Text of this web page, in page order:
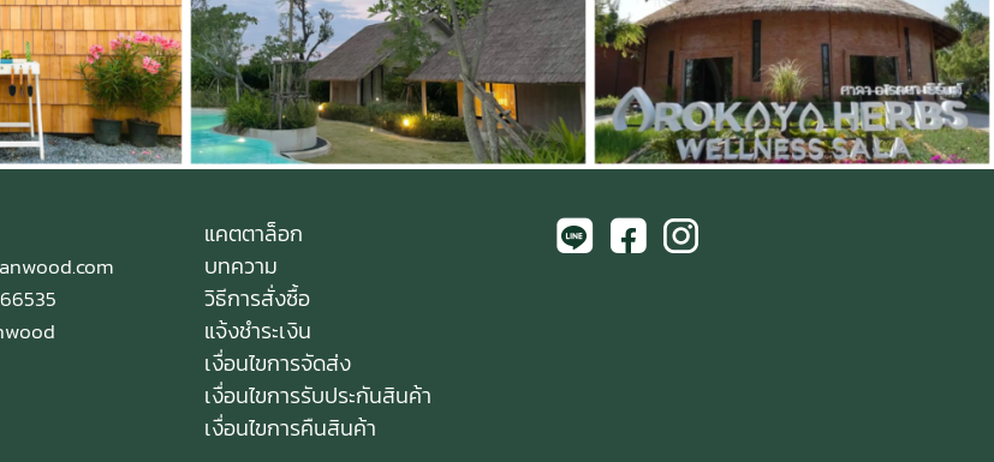
Farmstay , เพชรบุรี
View
Buriram Castle | Buriram
หลังคา , 1271 View
แคตตาล็อก
บทความ
วิธีการสั่งซื้อ
แจ้งชำระเงิน
เงื่อนไขการจัดส่ง
เงื่อนไขการรับประกันสินค้า
เงื่อนไขการคืนสินค้า